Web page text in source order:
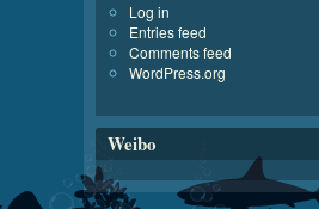
Log in
Entries feed
Comments feed
WordPress.org
Weibo